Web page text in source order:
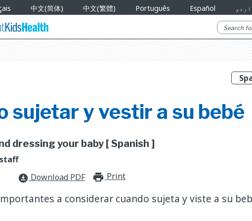
中文(简体) 中文(繁體) Português Español اردو
sujetar y vestir a su bebé
dressing your baby [ Spanish ]
download_for_offline Download PDF print_for_offline
Print
a considerar cuando sujeta y viste a su